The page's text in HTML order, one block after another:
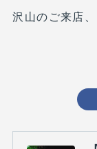
沢山のご来店